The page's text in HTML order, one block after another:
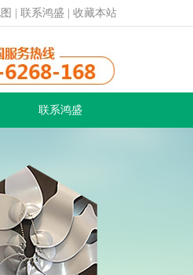
联系鸿盛 收藏本站
联系鸿盛